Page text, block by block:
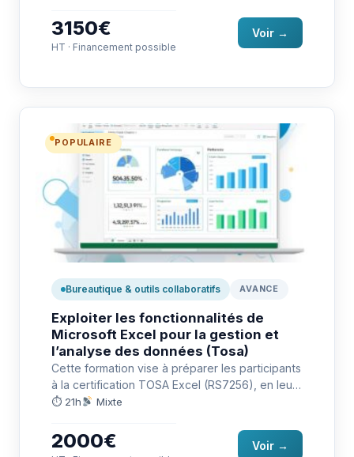
3150€
HT · Financement possible
Voir →
POPULAIRE
Bureautique & outils collaboratifs AVANCE
Exploiter les fonctionnalités de
Microsoft Excel pour la gestion et
l’analyse des données (Tosa)
Cette formation vise à préparer les participants
à la certification TOSA Excel (RS7256), en leur
permettant de maîtriser…
⏱ 21h Mixte
2000€ Voir →